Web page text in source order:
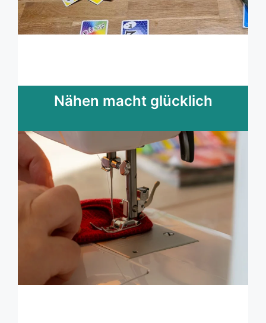
Nähen macht glücklich